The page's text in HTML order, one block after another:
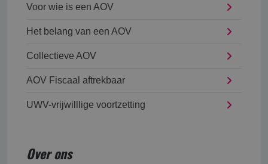
Voor wie is een AOV
Het belang van een AOV
Collectieve AOV
AOV Fiscaal aftrekbaar
UWV-vrijwilllige voortzetting
Over ons